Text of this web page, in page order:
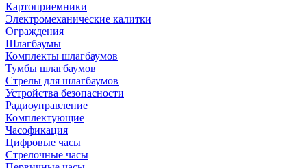
Картоприемники
Электромеханические калитки
Ограждения
Шлагбаумы
Комплекты шлагбаумов
Тумбы шлагбаумов
Стрелы для шлагбаумов
Устройства безопасности
Радиоуправление
Комплектующие
Часофикация
Цифровые часы
Стрелочные часы